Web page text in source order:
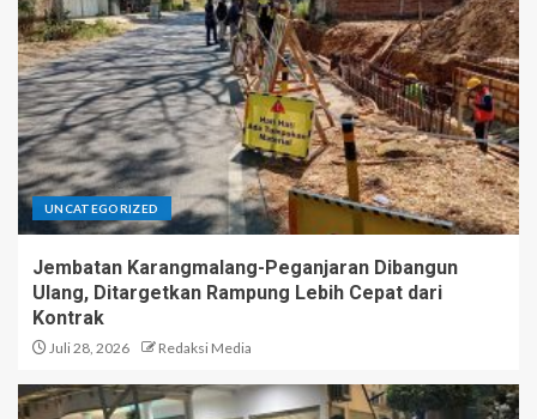
UNCATEGORIZED
Jembatan Karangmalang-Peganjaran Dibangun
Ulang, Ditargetkan Rampung Lebih Cepat dari
Kontrak
Juli 28, 2026 Redaksi Media